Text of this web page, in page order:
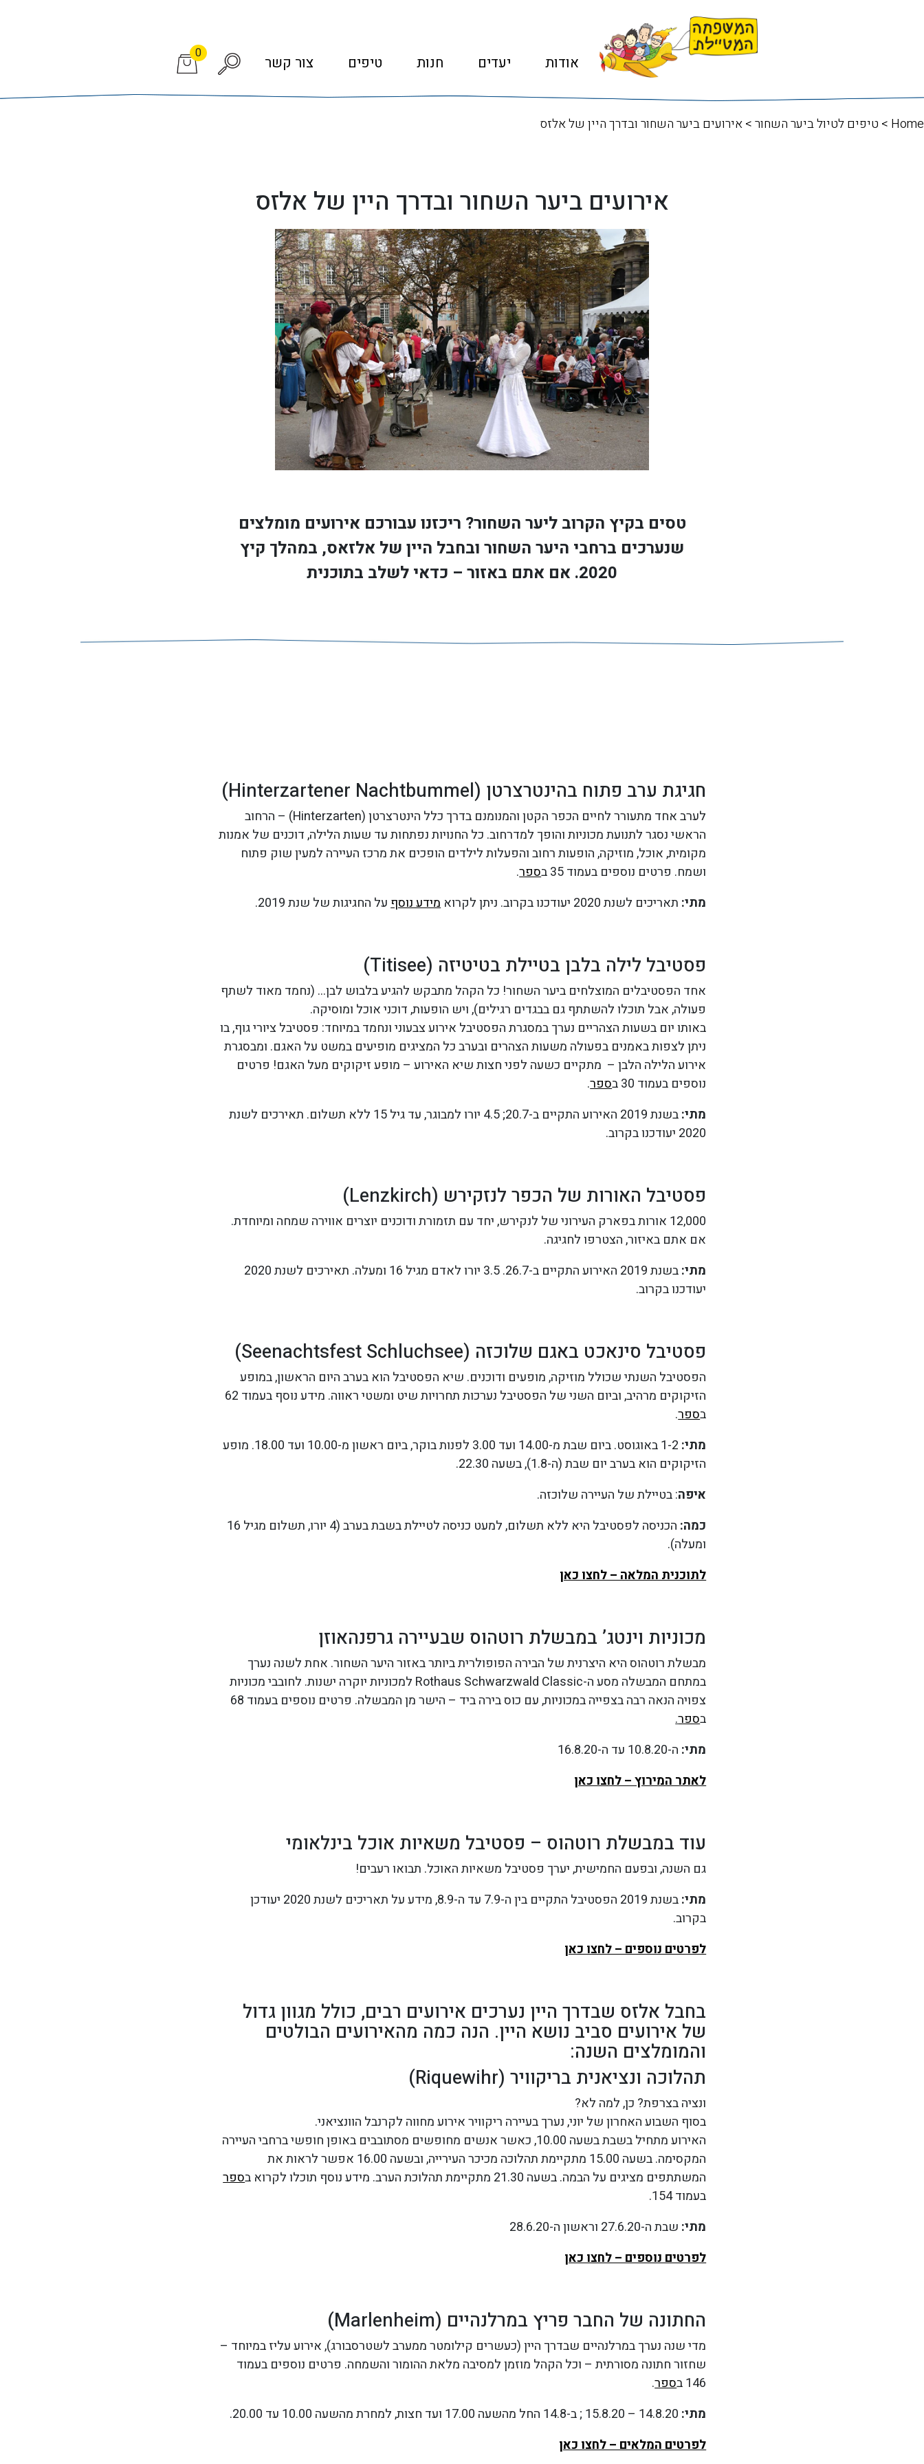
אודות יעדים חנות טיפים צור קשר 0
Home
> טיפים לטיול ביער השחור> אירועים ביער השחור ובדרך היין של אלזס
אירועים ביער השחור ובדרך היין של אלזס
טסים בקיץ הקרוב ליער השחור? ריכזנו עבורכם אירועים מומלצים
שנערכים ברחבי היער השחור ובחבל היין של אלזאס, במהלך קיץ
2020. אם אתם באזור – כדאי לשלב בתוכנית
חגיגת ערב פתוח בהינטרצרטן (Hinterzartener Nachtbummel)
לערב אחד מתעורר לחיים הכפר הקטן והמנומנם בדרך כלל הינטרצרטן (Hinterzarten) – הרחוב
הראשי נסגר לתנועת מכוניות והופך למדרחוב. כל החנויות נפתחות עד שעות הלילה, דוכנים של אמנות
מקומית, אוכל, מוזיקה, הופעות רחוב והפעלות לילדים הופכים את מרכז העיירה למעין שוק פתוח
ושמח. פרטים נוספים בעמוד 35 ב
ספר.
מתי: תאריכים לשנת 2020 יעודכנו בקרוב. ניתן לקרוא מידע נוסףעל החגיגות של שנת 2019.
פסטיבל לילה בלבן בטיילת בטיטיזה (Titisee)
אחד הפסטיבלים המוצלחים ביער השחור! כל הקהל מתבקש להגיע בלבוש לבן… (נחמד מאוד לשתף
פעולה, אבל תוכלו להשתתף גם בבגדים רגילים), ויש הופעות, דוכני אוכל ומוסיקה.
באותו יום בשעות הצהריים נערך במסגרת הפסטיבל אירוע צבעוני ונחמד במיוחד: פסטיבל ציורי גוף, בו
ניתן לצפות באמנים בפעולה משעות הצהרים ובערב כל המציגים מופיעים במשט על האגם. ומבסגרת
אירוע הלילה הלבן – מתקיים כשעה לפני חצות שיא האירוע – מופע זיקוקים מעל האגם! פרטים
נוספים בעמוד 30 ב
ספר.
מתי:
בשנת 2019 האירוע התקיים ב-20.7; 4.5 יורו למבוגר, עד גיל 15 ללא תשלום. תאירכים לשנת
2020 יעודכנו בקרוב.
פסטיבל האורות של הכפר לנזקירש (Lenzkirch)
12,000 אורות בפארק העירוני של לנקירש, יחד עם תזמורת ודוכנים יוצרים אווירה שמחה ומיוחדת.
אם אתם באיזור, הצטרפו לחגיגה.
מתי:
בשנת 2019 האירוע התקיים ב-26.7. 3.5 יורו לאדם מגיל 16 ומעלה. תאירכים לשנת 2020
יעודכנו בקרוב.
פסטיבל סינאכט באגם שלוכזה (Seenachtsfest Schluchsee)
הפסטיבל השנתי שכולל מוזיקה, מופעים ודוכנים. שיא הפסטיבל הוא בערב היום הראשון, במופע
הזיקוקים מרהיב, וביום השני של הפסטיבל נערכות תחרויות שיט ומשטי ראווה. מידע נוסף בעמוד 62
בספר.
מתי:
1-2 באוגוסט. ביום שבת מ-14.00 ועד 3.00 לפנות בוקר, ביום ראשון מ-10.00 ועד 18.00. מופע
הזיקוקים הוא בערב יום שבת (ה-1.8), בשעה 22.30.
איפה: בטיילת של העיירה שלוכזה.
כמה:
הכניסה לפסטיבל היא ללא תשלום, למעט כניסה לטיילת בשבת בערב (4 יורו, תשלום מגיל 16
ומעלה).
לתוכנית המלאה – לחצו כאן
מכוניות וינטג’ במבשלת רוטהוס שבעיירה גרפנהאוזן
מבשלת רוטהוס היא היצרנית של הבירה הפופולרית ביותר באזור היער השחור. אחת לשנה נערך
במתחם המבשלה מסע ה-Rothaus Schwarzwald Classic למכוניות יוקרה ישנות. לחובבי מכוניות
צפויה הנאה רבה בצפייה במכוניות, עם כוס בירה ביד – הישר מן המבשלה. פרטים נוספים בעמוד 68
בספר.
מתי: ה-10.8.20 עד ה-16.8.20
לאתר המירוץ – לחצו כאן
עוד במבשלת רוטהוס – פסטיבל משאיות אוכל בינלאומי
גם השנה, ובפעם החמישית, יערך פסטיבל משאיות האוכל. תבואו רעבים!
מתי:
בשנת 2019 הפסטיבל התקיים בין ה-7.9 עד ה-8.9, מידע על תאריכים לשנת 2020 יעודכן
בקרוב.
לפרטים נוספים – לחצו כאן
בחבל אלזס שבדרך היין נערכים אירועים רבים, כולל מגוון גדול
של אירועים סביב נושא היין. הנה כמה מהאירועים הבולטים
והמומלצים השנה:
תהלוכה ונציאנית בריקוויר (Riquewihr)
ונציה בצרפת? כן, למה לא?
בסוף השבוע האחרון של יוני, נערך בעיירה ריקוויר אירוע מחווה לקרנבל הוונציאני.
האירוע מתחיל בשבת בשעה 10.00, כאשר אנשים מחופשים מסתובבים באופן חופשי ברחבי העיירה
המקסימה. בשעה 15.00 מתקיימת תהלוכה מכיכר העירייה, ובשעה 16.00 אפשר לראות את
המשתתפים מציגים על הבמה. בשעה 21.30 מתקיימת תהלוכת הערב. מידע נוסף תוכלו לקרוא ב
ספר
בעמוד 154.
מתי: שבת ה-27.6.20 וראשון ה-28.6.20
לפרטים נוספים – לחצו כאן
החתונה של החבר פריץ במרלנהיים (Marlenheim)
מדי שנה נערך במרלנהיים שבדרך היין (כעשרים קילומטר ממערב לשטרסבורג), אירוע עליז במיוחד –
שחזור חתונה מסורתית – וכל הקהל מוזמן למסיבה מלאת ההומור והשמחה. פרטים נוספים בעמוד
146 ב ספר.
מתי:
לפרטים המלאים – לחצו כאן